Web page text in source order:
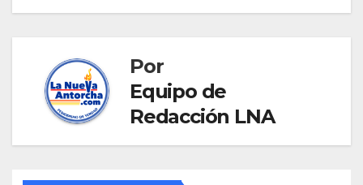
Por
Equipo de
Redacción LNA